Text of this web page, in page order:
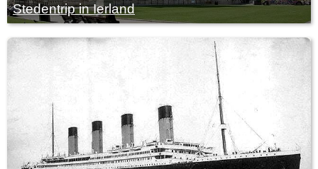
Stedentrip in Ierland